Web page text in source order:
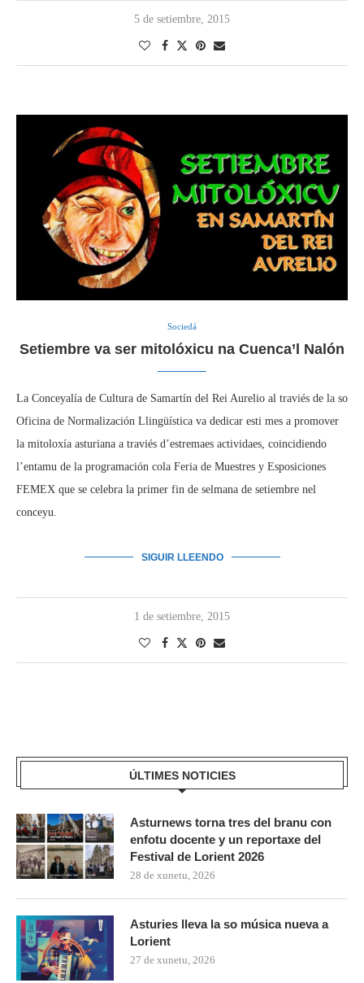
5 de setiembre, 2015
Sociedá
Setiembre va ser mitolóxicu na Cuenca’l Nalón
La Conceyalía de Cultura de Samartín del Rei Aurelio al traviés de la so
Oficina de Normalización Llingüística va dedicar esti mes a promover
la mitoloxía asturiana a traviés d’estremaes actividaes, coincidiendo
l’entamu de la programación cola Feria de Muestres y Esposiciones
FEMEX que se celebra la primer fin de selmana de setiembre nel
conceyu.
SIGUIR LLEENDO
1 de setiembre, 2015
ÚLTIMES NOTICIES
Asturnews torna tres del branu con
enfotu docente y un reportaxe del
Festival de Lorient 2026
28 de xunetu, 2026
Asturies lleva la so música nueva a
Lorient
27 de xunetu, 2026